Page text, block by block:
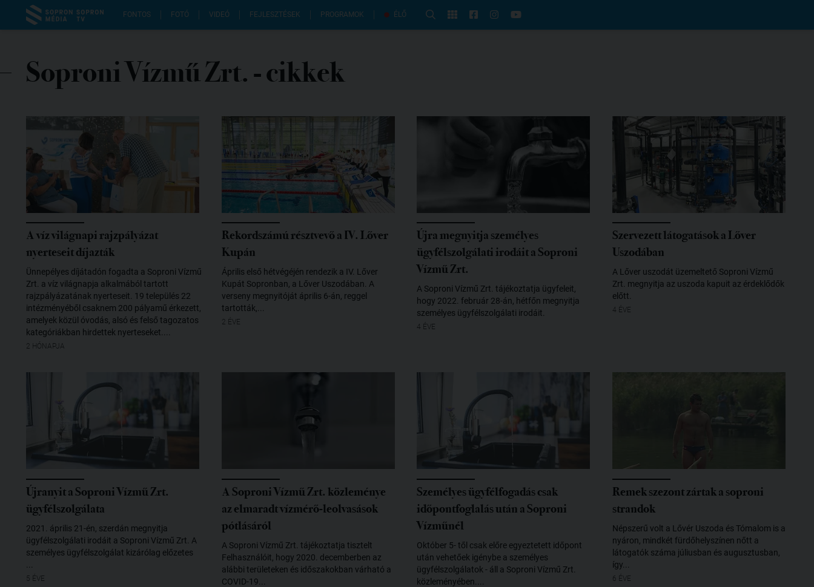
FONTOS FOTÓ VIDEÓ FEJLESZTÉSEK PROGRAMOK ÉLŐ
Soproni Vízmű Zrt.- cikkek
A víz világnapi rajzpályázat
nyerteseit díjazták
Ünnepélyes díjátadón fogadta a Soproni Vízmű
Zrt. a víz világnapja alkalmából tartott
rajzpályázatának nyerteseit. ​ 19 település 22
intézményéből csaknem 200 pályamű érkezett,
amelyek közül óvodás, alsó és felső tagozatos
kategóriákban hirdettek nyerteseket. ​...
2 HÓNAPJA
Rekordszámú résztvevő a IV. Lőver
Kupán
Április első hétvégéjén rendezik a IV. Lőver
Kupát Sopronban, a Lőver Uszodában. A
verseny megnyitóját április 6-án, reggel
tartották,...
2 ÉVE
Újra megnyitja személyes
ügyfélszolgálati irodáit a Soproni
Vízmű Zrt.
A Soproni Vízmű Zrt. tájékoztatja ügyfeleit,
hogy 2022. február 28-án, hétfőn megnyitja
személyes ügyfélszolgálati irodáit.
4 ÉVE
Szervezett látogatások a Lőver
Uszodában
A Lőver uszodát üzemeltető Soproni Vízmű
Zrt. megnyitja az uszoda kapuit az érdeklődők
előtt.
4 ÉVE
Újranyit a Soproni Vízmű Zrt.
ügyfélszolgálata
2021. április 21-én, szerdán megnyitja
ügyfélszolgálati irodáit a Soproni Vízmű Zrt. A
személyes ügyfélszolgálat kizárólag előzetes
5 ÉVE
A Soproni Vízmű Zrt. közleménye
az elmaradt vízmérő-leolvasások
pótlásáról
A Soproni Vízmű Zrt. tájékoztatja tisztelt
Felhasználóit, hogy 2020. decemberben az
alábbi területeken és időszakokban várható a
COVID-19...
Személyes ügyfélfogadás csak
időpontfoglalás után a Soproni
Vízműnél
Október 5- től csak előre egyeztetett időpont
után vehetőek igénybe a személyes
ügyfélszolgálatok - áll a Soproni Vízmű Zrt.
közleményében....
Remek szezont zártak a soproni
strandok
Népszerű volt a Lővér Uszoda és Tómalom is a
nyáron, mindkét fürdőhelyszínen nőtt a
látogatók száma júliusban és augusztusban,
így...
6 ÉVE